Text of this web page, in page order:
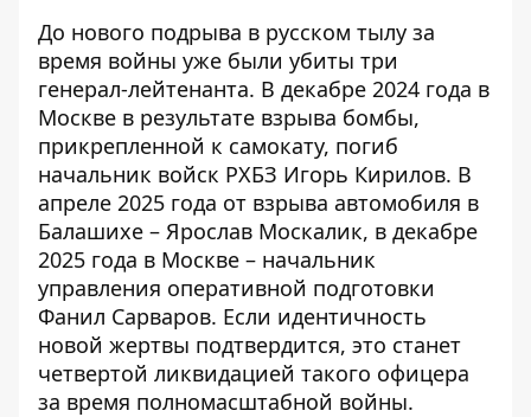
До нового подрыва в русском тылу за
время войны уже были убиты три
генерал-лейтенанта. В декабре 2024 года в
Москве в результате взрыва бомбы,
прикрепленной к самокату, погиб
начальник войск РХБЗ Игорь Кирилов. В
апреле 2025 года от взрыва автомобиля в
Балашихе – Ярослав Москалик, в декабре
2025 года в Москве – начальник
управления оперативной подготовки
Фанил Сарваров. Если идентичность
новой жертвы подтвердится, это станет
четвертой ликвидацией такого офицера
за время полномасштабной войны.